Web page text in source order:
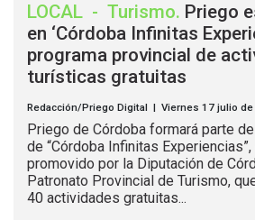
LOCAL - Turismo. Priego
en ‘Córdoba Infinitas
programa provincial de
turísticas gratuitas
Redacción/Priego Digital | Viernes 17 julio de
Priego de Córdoba formará parte
de “Córdoba Infinitas
promovido por la Diputación de
Patronato Provincial de Turismo,
40 actividades gratuitas...